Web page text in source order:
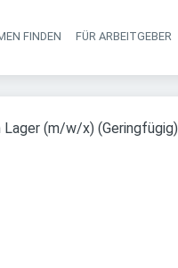
FINDEN FÜR ARBEITGEBER
(m/w/x) (Geringfügig)